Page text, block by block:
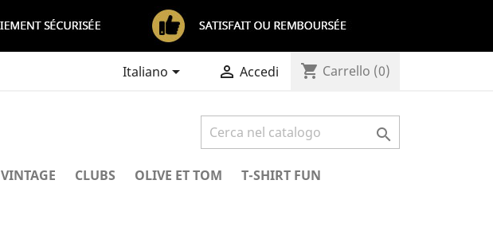
Italiano  Accedi shopping_cart Carrello (0)

VINTAGE CLUBS OLIVE ET TOM T-SHIRT FUN